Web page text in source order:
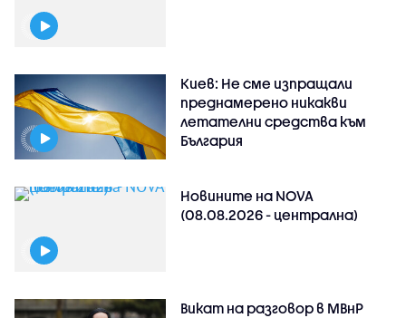
Киев: Не сме изпращали
преднамерено никакви
летателни средства към
България
Новините на NOVA
(08.08.2026 - централна)
Викат на разговор в МВнР